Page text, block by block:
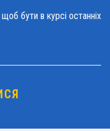
бути в курсі останніх